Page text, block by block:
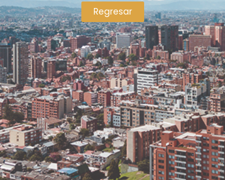
Regresar